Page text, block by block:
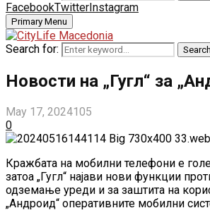
FacebookTwitterInstagram
Primary Menu
Search for: Search
Новости на „Гугл“ за
May 17, 2024105
0
Кражбата на мобилни телефони e
затоа „Гугл“ најави нови функции
одземање уреди и за заштита на
„Андроид“ оперативните мобилни